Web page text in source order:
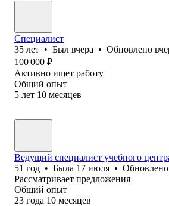
Специалист
35 лет • Был вчера • Обновлено
100 000 ₽
Активно ищет работу
Общий опыт
5 лет 10 месяцев
Ведущий специалист учебного
51 год • Была 17 июля • Обновлено
Рассматривает предложения
Общий опыт
23 года 10 месяцев